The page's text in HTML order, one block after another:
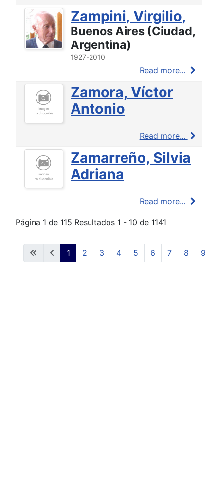
Zampini, Virgilio,
Buenos Aires (Ciudad,
Argentina)
1927-2010
Read more...
Zamora, Víctor
Antonio
Read more...
Zamarreño, Silvia
Adriana
Read more...
Página 1 de 115 Resultados 1 - 10 de 1141
1 2 3 4 5 6 7 8 9